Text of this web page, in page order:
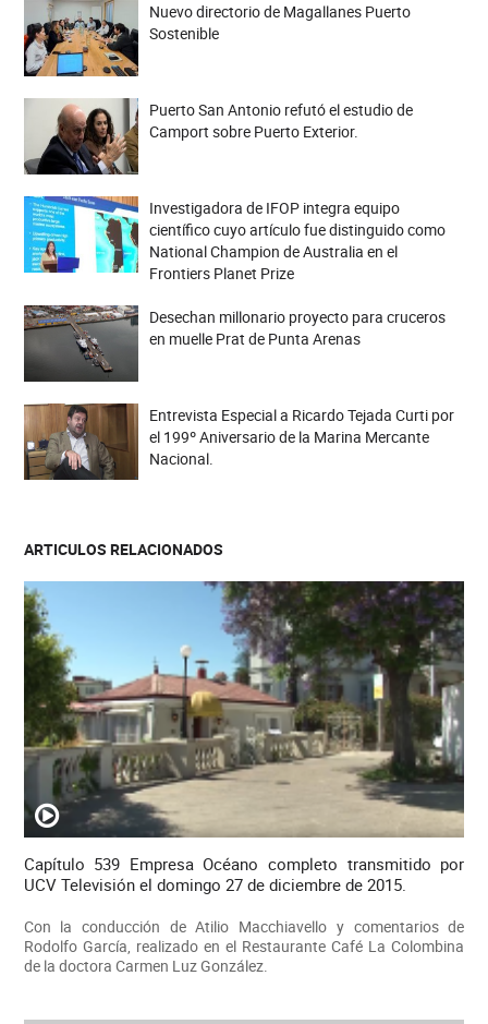
Nuevo directorio de Magallanes Puerto
Sostenible
Puerto San Antonio refutó el estudio de
Camport sobre Puerto Exterior.
Investigadora de IFOP integra equipo
científico cuyo artículo fue distinguido como
National Champion de Australia en el
Frontiers Planet Prize
Desechan millonario proyecto para cruceros
en muelle Prat de Punta Arenas
Entrevista Especial a Ricardo Tejada Curti por
el 199º Aniversario de la Marina Mercante
Nacional.
ARTICULOS RELACIONADOS
Capítulo 539 Empresa Océano completo transmitido por
UCV Televisión el domingo 27 de diciembre de 2015.
Con la conducción de Atilio Macchiavello y comentarios de
Rodolfo García, realizado en el Restaurante Café La Colombina
de la doctora Carmen Luz González.